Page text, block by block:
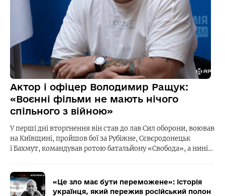
Актор і офіцер Володимир Ращук:
«Воєнні фільми не мають нічого
спільного з війною»
У перші дні вторгнення він став до лав Сил оборони, воював
на Київщині, пройшов бої за Рубіжне, Сєвєродонецьк
і Бахмут, командував ротою батальйону «Свобода», а нині…
«Це зло має бути переможене»: історія
українця, який пережив російський полон